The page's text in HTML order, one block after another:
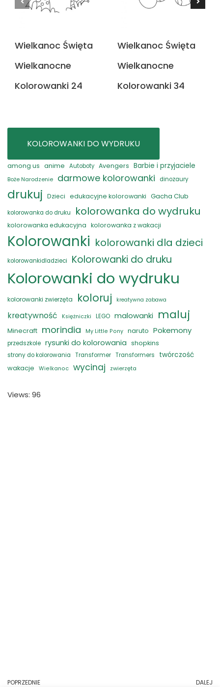
Wielkanoc Święta
Wielkanocne
Kolorowanki 24
Wielkanoc Święta
Wielkanocne
Kolorowanki 34
KOLOROWANKI DO WYDRUKU
among us anime Autoboty Avengers Barbie i przyjaciele
Boże Narodzenie darmowe kolorowanki dinozaury
drukuj Dzieci edukacyjne kolorowanki Gacha Club
kolorowanka do druku kolorowanka do wydruku
kolorowanka edukacyjna kolorowanka z wakacji
Kolorowanki kolorowanki dla dzieci
kolorowankidladzieci Kolorowanki do druku
Kolorowanki do wydruku
kolorowanki zwierzęta koloruj kreatywna zabawa
kreatywność Księżniczki LEGO malowanki maluj
Minecraft morindia My Little Pony naruto Pokemony
przedszkole rysunki do kolorowania shopkins
strony do kolorowania Transformer Transformers
twórczość
wakacje
Wielkanoc wycinaj zwierzęta
Views: 96
POPRZEDNIE DALEJ